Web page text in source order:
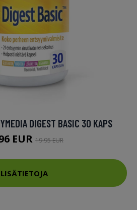
DIGEST BASIC 30 KAPS
EUR 19.95 EUR
LISÄTIETOJA